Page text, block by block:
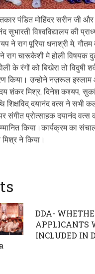
पंडित मोहिंदर सरीन जी
विश्वविद्यालय की
ने राग पूरिया धनाश्री मे,
राग चारूकेशी मे होली विषयक
के रंगों को बिखेरा तो विदुषी
उन्होने नज़रूल इस्लाम
शंकर मिश्र, दिनेश कश्यप,
शिक्षविद् दयानंद वत्स ने सभी
संगीत प्रोत्साहक दयानंद
किया।कार्यक्रम का
ने किया।
DDA-
APPLICANTS
INCLUDED IN